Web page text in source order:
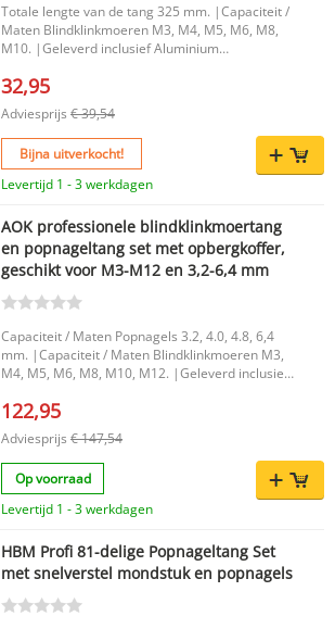
Totale lengte van de tang 325 mm. |Capaciteit /
Maten Blindklinkmoeren M3, M4, M5, M6, M8,
M10. |Geleverd inclusief Aluminium
M6.10 x M8.10 x M10. |
32,95
Adviesprijs € 39,54
Bijna uitverkocht!
Levertijd 1 - 3 werkdagen
AOK professionele blindklinkmoertang
en popnageltang set met opbergkoffer,
geschikt voor M3-M12 en 3,2-6,4 mm
Capaciteit / Maten Popnagels 3.2, 4.0, 4.8, 6,4
mm. |Capaciteit / Maten Blindklinkmoeren M3,
M4, M5, M6, M8, M10, M12. |Geleverd inclusief
x M5.10 x M6.10 x M8.10 x M10.10 x M12. |
122,95
Adviesprijs € 147,54
Op voorraad
Levertijd 1 - 3 werkdagen
HBM Profi 81-delige Popnageltang Set
met snelverstel mondstuk en popnagels